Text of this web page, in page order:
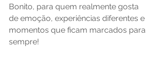
Bonito, para quem realmente gosta
de emoção, experiências diferentes e
momentos que ficam marcados para
sempre!